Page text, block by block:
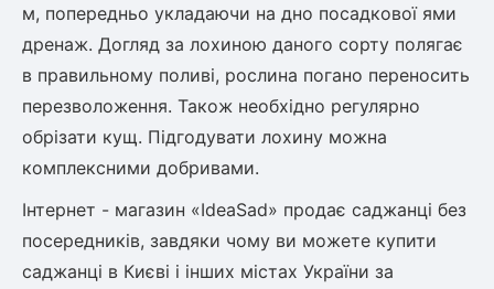
м, попередньо укладаючи на дно посадкової ями
дренаж. Догляд за лохиною даного сорту полягає
в правильному поливі, рослина погано переносить
перезволоження. Також необхідно регулярно
обрізати кущ. Підгодувати лохину можна
комплексними добривами.
Інтернет - магазин «IdeaSad» продає саджанці без
посередників, завдяки чому ви можете купити
саджанці в Києві і інших містах України за